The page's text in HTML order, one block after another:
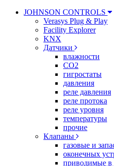
JOHNSON CONTROLS
Verasys Plug & Play
Facility Explorer
KNX
Датчики
влажности
CO2
гигростаты
давления
реле давления
реле протока
реле уровня
температуры
прочие
Клапаны
газовые и
оконечных
приводимые в